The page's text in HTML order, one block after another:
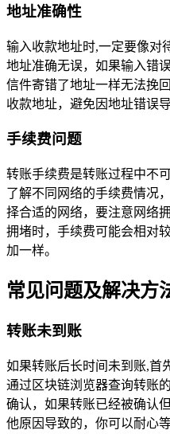
地址准确性
输入收款地址时,一定要像对
地址准确无误，如果输入错
信件寄错了地址一样无法挽
收款地址，避免因地址错误
手续费问题
转账手续费是转账过程中不
了解不同网络的手续费情况
择合适的网络，要注意网络
拥堵时，手续费可能会相对
加一样。
常见问题及解决方
转账未到账
如果转账后长时间未到账,首
通过区块链浏览器查询转账
确认，如果转账已经被确认
他原因导致的，你可以耐心